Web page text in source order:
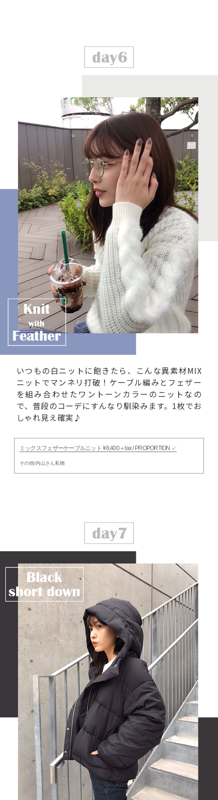
いつもの白ニットに飽きたら、こんな異素材MIX
ニットでマンネリ打破！ケーブル編みとフェザー
を組み合わせたワントーンカラーのニットなの
で、普段のコーデにすんなり馴染みます。1枚でお
しゃれ見え確実♪
ミックスフェザーケーブルニット ¥8,400＋tax / PROPORTION ✓
その他/内山さん私物